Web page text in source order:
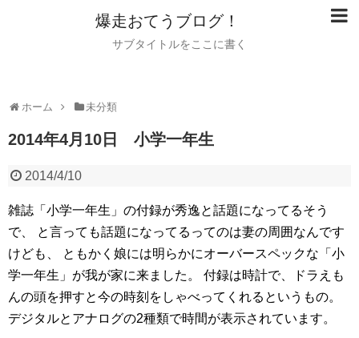
爆走おてうブログ！
サブタイトルをここに書く
ホーム 未分類
2014年4月10日 小学一年生
2014/4/10
雑誌「小学一年生」の付録が秀逸と話題になってるそう
で、
と言っても話題になってるってのは妻の周囲なんです
けども、
ともかく娘には明らかにオーバースペックな「小
学一年生」が我が家に来ました。
付録は時計で、ドラえも
んの頭を押すと今の時刻をしゃべってくれるというもの。
デジタルとアナログの2種類で時間が表示されています。